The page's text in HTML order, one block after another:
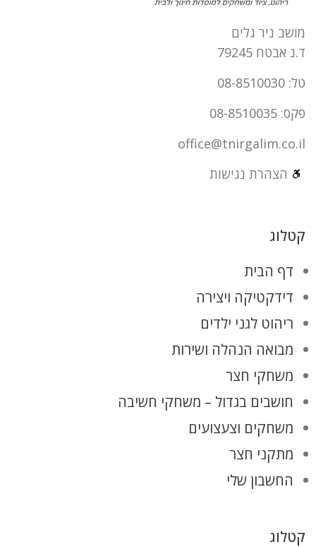
מושב ניר גלים
ד.נ אבטח 79245
טל: 08-8510030
פקס: 08-8510035
office@tnirgalim.co.il
הצהרת נגישות
קטלוג
דף הבית
דידקטיקה ויצירה
ריהוט לגני ילדים
מבואה הנהלה ושירות
משחקי חצר
חושבים בגדול – משחקי חשיבה
משחקים וצעצועים
מתקני חצר
החשבון שלי
קטלוג